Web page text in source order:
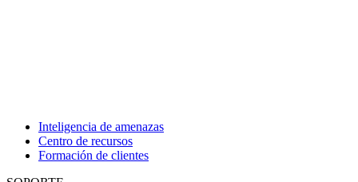
Inteligencia de amenazas
Centro de recursos
Formación de clientes